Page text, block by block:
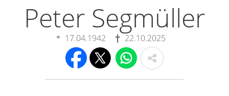
Peter Segmüller
17.04.1942 22.10.2025